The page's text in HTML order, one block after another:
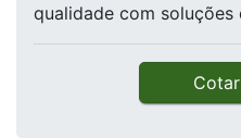
qualidade com soluções